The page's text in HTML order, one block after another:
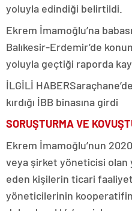
yoluyla edindiği belirtildi.
Ekrem İmamoğlu’na
Balıkesir-Erdemir’de
yoluyla geçtiği raporda
İLGİLİ HABER
kırdığı İBB binasına girdi
SORUŞTURMA VE
Ekrem İmamoğlu’nun
veya şirket yöneticisi olan
eden kişilerin ticari
yöneticilerinin